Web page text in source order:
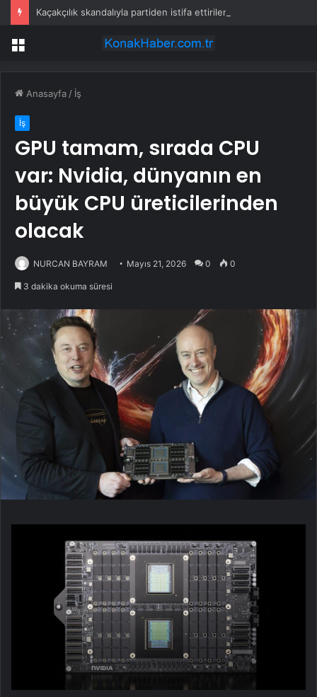
Menü
Anasayfa / İş
İş
GPU tamam, sırada CPU
var: Nvidia, dünyanın en
büyük CPU üreticilerinden
olacak
NURCAN BAYRAM Mayıs 21, 2026 0 0
3 dakika okuma süresi